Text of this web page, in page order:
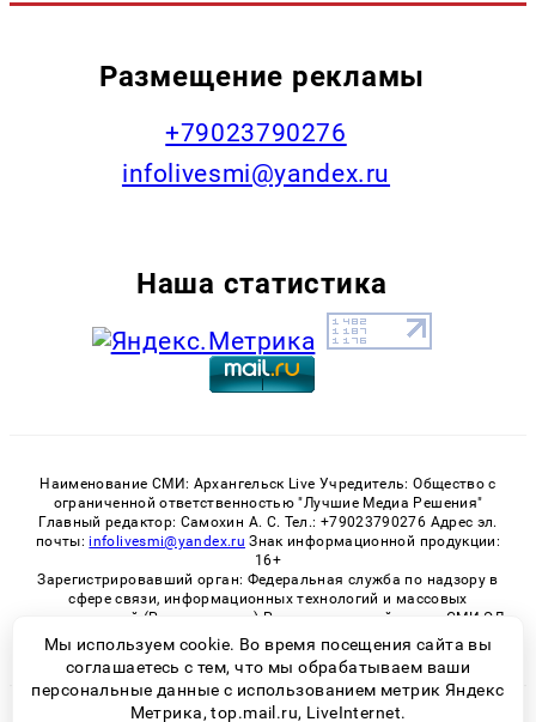
Размещение рекламы
+79023790276
infolivesmi@yandex.ru
Наша статистика
Наименование СМИ: Архангельск Live Учредитель: Общество с
ограниченной ответственностью "Лучшие Медиа Решения"
Главный редактор: Самохин А. С. Тел.: +79023790276 Адрес эл.
почты: infolivesmi@yandex.ru Знак информационной продукции:
16+
Зарегистрировавший орган: Федеральная служба по надзору в
сфере связи, информационных технологий и массовых
коммуникаций (Роскомнадзор) Регистрационный номер СМИ ЭЛ
№ ФС 77 - 82533 от 21.01.2022
© 2026 «Архангельск Live» | Все права защищены
Мы используем cookie. Во время посещения сайта вы
соглашаетесь с тем, что мы обрабатываем ваши
персональные данные с использованием метрик Яндекс
Метрика, top.mail.ru, LiveInternet.